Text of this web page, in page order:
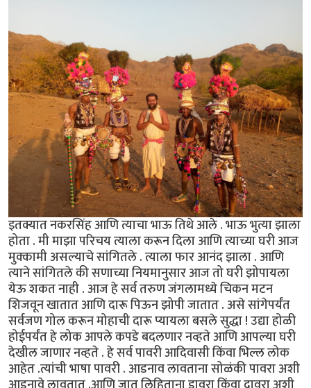
इतक्यात नकरसिंह आणि त्याचा भाऊ तिथे आले . भाऊ भुत्या झाला
होता . मी माझा परिचय त्याला करून दिला आणि त्याच्या घरी आज
मुक्कामी असल्याचे सांगितले . त्याला फार आनंद झाला . आणि
त्याने सांगितले की सणाच्या नियमानुसार आज तो घरी झोपायला
येऊ शकत नाही . आज हे सर्व तरुण जंगलामध्ये चिकन मटन
शिजवून खातात आणि दारू पिऊन झोपी जातात . असे सांगेपर्यंत
सर्वजण गोल करून मोहाची दारू प्यायला बसले सुद्धा ! उद्या होळी
होईपर्यंत हे लोक आपले कपडे बदलणार नव्हते आणि आपल्या घरी
देखील जाणार नव्हते . हे सर्व पावरी आदिवासी किंवा भिल्ल लोक
आहेत .त्यांची भाषा पावरी . आडनाव लावताना सोळंकी पावरा अशी